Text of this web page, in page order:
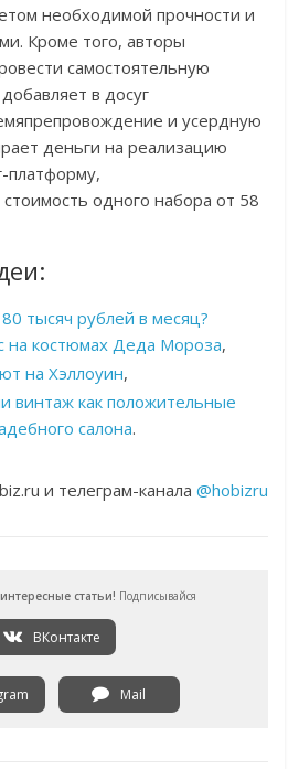
необходимой прочности и
Кроме того, авторы
самостоятельную
в досуг
и усердную
деньги на реализацию
платформу,
одного набора от 58
тысяч рублей в месяц?
на костюмах Деда Мороза,
на Хэллоуин,
винтаж как положительные
салона.
и телеграм-канала @hobizru
статьи! Подписывайся
ВКонтакте
Mail